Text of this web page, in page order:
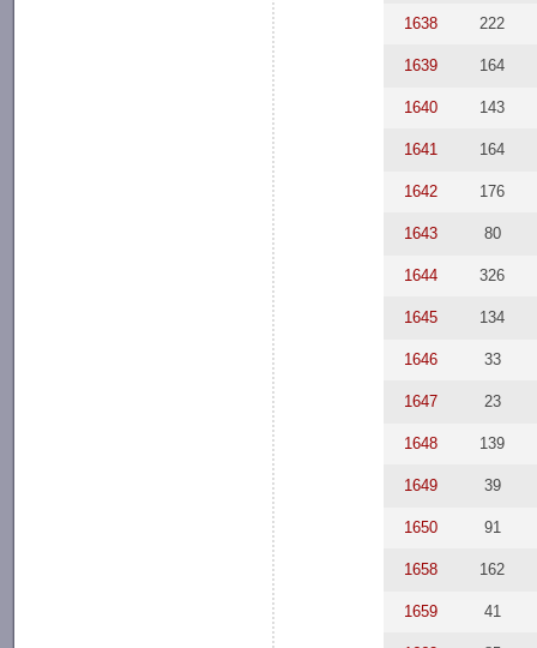
1638 222
1639 164
1640 143
1641 164
1642 176
1643 80
1644 326
1645 134
1646 33
1647 23
1648 139
1649 39
1650 91
1658 162
1659 41